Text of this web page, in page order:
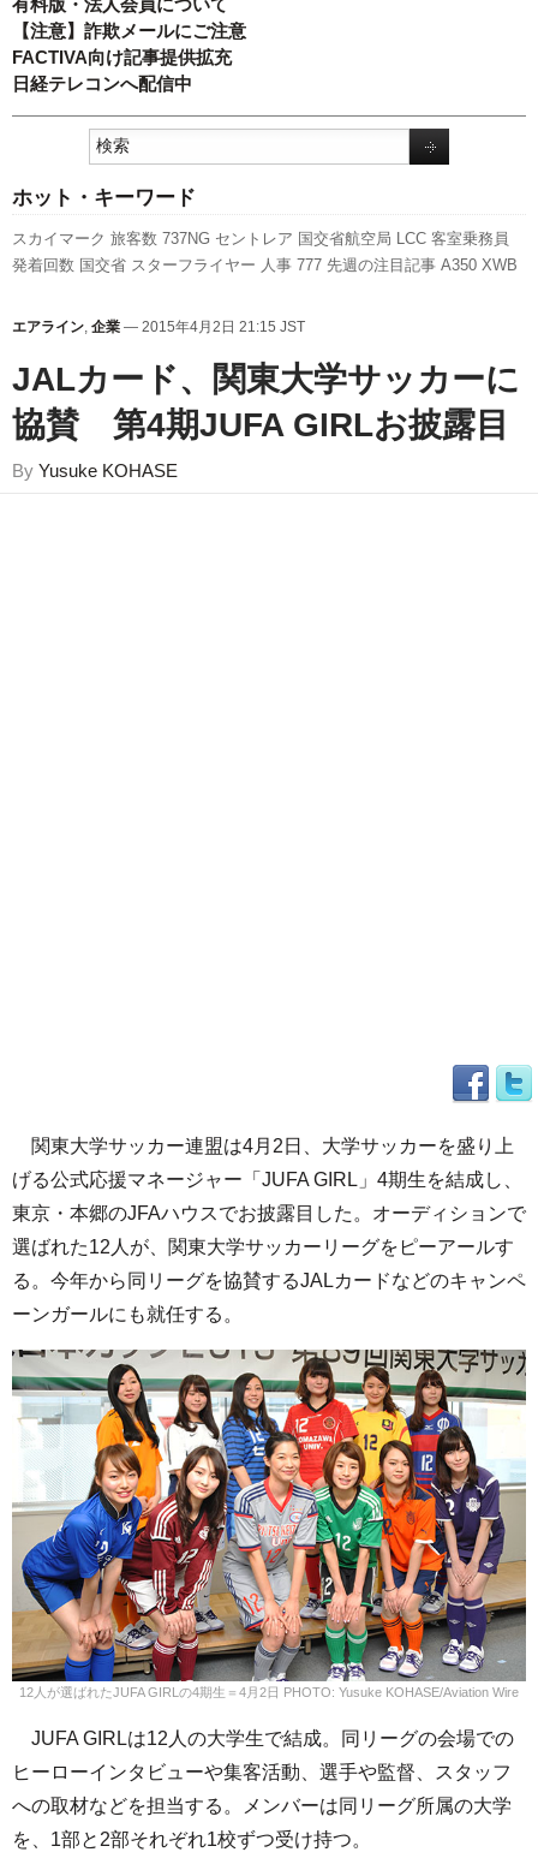
有料版・法人会員について
【注意】詐欺メールにご注意
FACTIVA向け記事提供拡充
日経テレコンへ配信中
ホット・キーワード
スカイマーク 旅客数 737NG セントレア 国交省航空局 LCC 客室乗務員
発着回数 国交省 スターフライヤー 人事 777 先週の注目記事 A350 XWB
イルス 羽田空港 福岡空港 全日空 新千歳空港
日客 新路線
エアライン, 企業 — 2015年4月2日 21:15 JST
JALカード、関東大学サッカーに
協賛 第4期JUFA GIRLお披露目
By Yusuke KOHASE
関東大学サッカー連盟は4月2日、大学サッカーを盛り上
げる公式応援マネージャー「JUFA GIRL」4期生を結成し、
東京・本郷のJFAハウスでお披露目した。オーディションで
選ばれた12人が、関東大学サッカーリーグをピーアールす
る。今年から同リーグを協賛するJALカードなどのキャンペ
ーンガールにも就任する。
12人が選ばれたJUFA GIRLの4期生＝4月2日 PHOTO: Yusuke KOHASE/Aviation Wire
JUFA GIRLは12人の大学生で結成。同リーグの会場での
ヒーローインタビューや集客活動、選手や監督、スタッフ
への取材などを担当する。メンバーは同リーグ所属の大学
を、1部と2部それぞれ1校ずつ受け持つ。